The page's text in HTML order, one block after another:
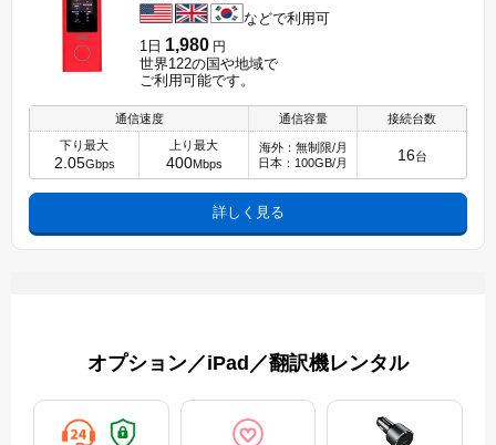
などで利用可
1日 1,980 円
世界122の国や地域で
ご利用可能です。
通信速度 通信容量
接続台数
下り最大
2.05Gbps
上り最大
400Mbps
海外：無制限/月
日本：100GB/月
16台
詳しく見る
オプション／iPad／翻訳機レンタル